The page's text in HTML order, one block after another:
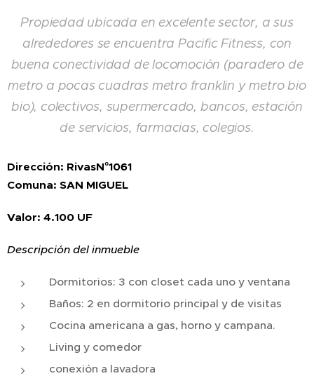
Propiedad ubicada en excelente sector, a sus
alrededores se encuentra Pacific Fitness, con
buena conectividad de locomoción (paradero de
metro a pocas cuadras metro franklin y metro bio
bio), colectivos, supermercado, bancos, estación
de servicios, farmacias, colegios.
Dirección: RivasN°1061
Comuna: SAN MIGUEL
Valor: 4.100 UF
Descripción del inmueble
Dormitorios: 3 con closet cada uno y ventana
Baños: 2 en dormitorio principal y de visitas
Cocina americana a gas, horno y campana.
Living y comedor
conexión a lavadora